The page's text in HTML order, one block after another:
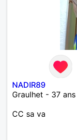
NADIR89
Graulhet - 37 ans
CC sa va